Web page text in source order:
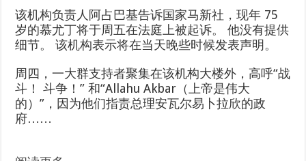
该机构负责人阿占巴基告诉国家马新社，现年 75
岁的慕尤丁将于周五在法庭上被起诉。 他没有提供
细节。 该机构表示将在当天晚些时候发表声明。
周四，一大群支持者聚集在该机构大楼外，高呼“战
斗！ 斗争！” 和“Allahu Akbar（上帝是伟大
的）”，因为他们指责总理安瓦尔易卜拉欣的政
府……